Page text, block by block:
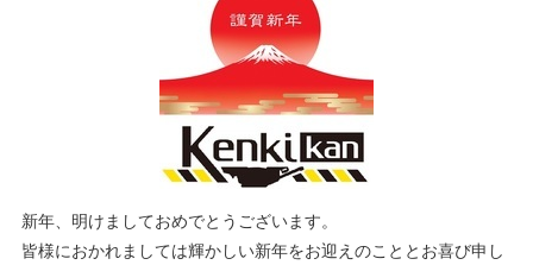
新年、明けましておめでとうございます。
皆様におかれましては輝かしい新年をお迎えのこととお喜び申し